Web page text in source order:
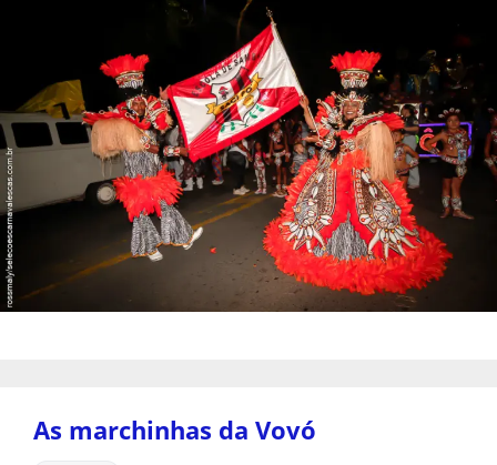
As marchinhas da Vovó